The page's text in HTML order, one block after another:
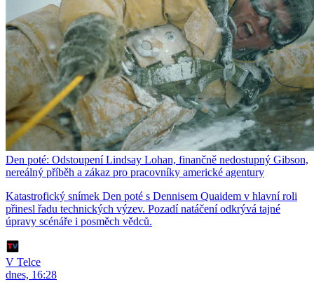
Den poté: Odstoupení Lindsay Lohan, finančně nedostupný Gibson,
nereálný příběh a zákaz pro pracovníky americké agentury
Katastrofický snímek Den poté s Dennisem Quaidem v hlavní roli
přinesl řadu technických výzev. Pozadí natáčení odkrývá tajné
úpravy scénáře i posměch vědců.
V Telce
dnes, 16:28